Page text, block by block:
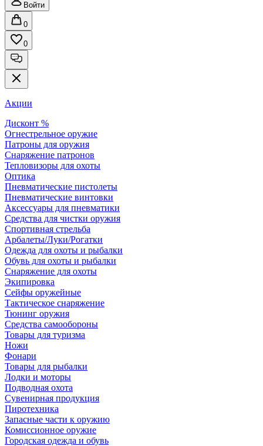
Войти
0
0
Акции
Дисконт %
Огнестрельное оружие
Патроны для оружия
Снаряжение патронов
Тепловизоры для охоты
Оптика
Пневматические пистолеты
Пневматические винтовки
Аксессуары для пневматики
Средства для чистки оружия
Спортивная стрельба
Арбалеты/Луки/Рогатки
Одежда для охоты и рыбалки
Обувь для охоты и рыбалки
Снаряжение для охоты
Экипировка
Сейфы оружейные
Тактическое снаряжение
Тюнинг оружия
Средства самообороны
Товары для туризма
Ножи
Фонари
Товары для рыбалки
Лодки и моторы
Подводная охота
Сувенирная продукция
Пиротехника
Запасные части к оружию
Комиссионное оружие
Городская одежда и обувь